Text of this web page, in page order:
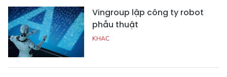
Vingroup lập công ty robot
phẫu thuật
KHAC